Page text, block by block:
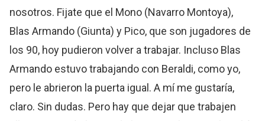
nosotros. Fijate que el Mono (Navarro Montoya),
Blas Armando (Giunta) y Pico, que son jugadores de
los 90, hoy pudieron volver a trabajar. Incluso Blas
Armando estuvo trabajando con Beraldi, como yo,
pero le abrieron la puerta igual. A mí me gustaría,
claro. Sin dudas. Pero hay que dejar que trabajen